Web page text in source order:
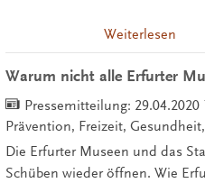
Weiterlesen
Warum nicht alle Erfurter
Pressemitteilung: 29.04.2020
Prävention, Freizeit,
Die Erfurter Museen und das
Schüben wieder öffnen. Wie